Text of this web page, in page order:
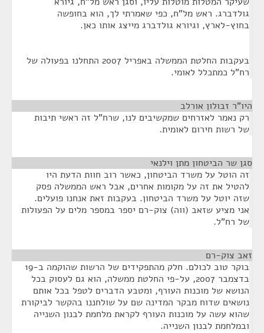
גולדברג. ראש מל"ח, כפי שאמרתי לך, הוא בחופשה
בחוץ-לארץ, וגיורא גולדברג מייצג אותו כאן.
בעקבות החלטת הממשלה באפריל 2007 התחלנו בפעולה של
רח"ל כמתכלל לאומי.
היו"ר זבולון אורלב
רק נאמר לאזרחים שמקשיבים לנו, שרח"ל זה ראשי תיבות
של רשות חירום לאומית.
סגן שר הביטחון מתן וילנאי
זה הוטל על משרד הביטחון, כאשר רוב חוות הדעת היו
להטיל את זה על מקומות אחרים, אבל ראש הממשלה פסק
שזה יוטל על משרד הביטחון. בעקבות זאת אנחנו פועלים.
אני מציע שזאב (ווה) צוק-רם יספר במספר מלים על הפעולות
של רח"ל.
זאב צוק-רם
בוקר טוב לכולם. חלק מהתפקידים של הרשות שהוקמה ב-19
בדצמבר 2007, על-פי החלטת ממשלה, הוא גם לעסוק בכל
הנושא של מוכנות העורף, ומטבע הדברים לטפל בכל אותם
נושאים שדוח מבקר המדינה שם על שולחננו בהקשר לביקורת
שהוא עשה על מוכנות העורף לקראת מלחמת לבנון השנייה
ובמלחמת לבנון השנייה.